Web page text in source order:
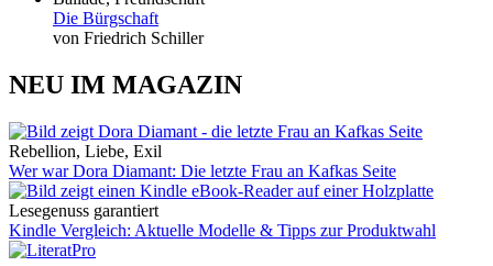
Die Bürgschaft
von Friedrich Schiller
NEU IM MAGAZIN
Rebellion, Liebe, Exil
Wer war Dora Diamant: Die letzte Frau an Kafkas Seite
Lesegenuss garantiert
Kindle Vergleich: Aktuelle Modelle & Tipps zur Produktwahl